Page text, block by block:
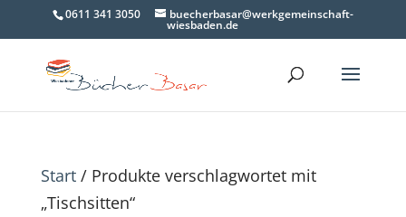
0611 341 3050 buecherbasar@werkgemeinschaft-
wiesbaden.de
Start/ Produkte verschlagwortet mit
„Tischsitten“